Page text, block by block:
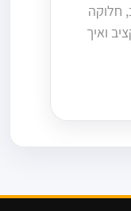
חלוקה
ואיך